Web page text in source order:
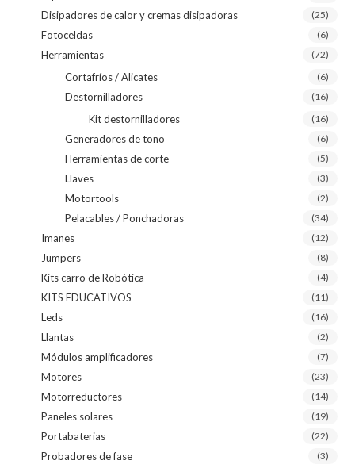
Disipadores de calor y cremas disipadoras (25)
Fotoceldas (6)
Herramientas (72)
Cortafríos / Alicates (6)
Destornilladores (16)
Kit destornilladores (16)
Generadores de tono (6)
Herramientas de corte (5)
Llaves (3)
Motortools (2)
Pelacables / Ponchadoras (34)
Imanes (12)
Jumpers (8)
Kits carro de Robótica (4)
KITS EDUCATIVOS (11)
Leds (16)
Llantas (2)
Módulos amplificadores (7)
Motores (23)
Motorreductores (14)
Paneles solares (19)
Portabaterias (22)
Probadores de fase (3)